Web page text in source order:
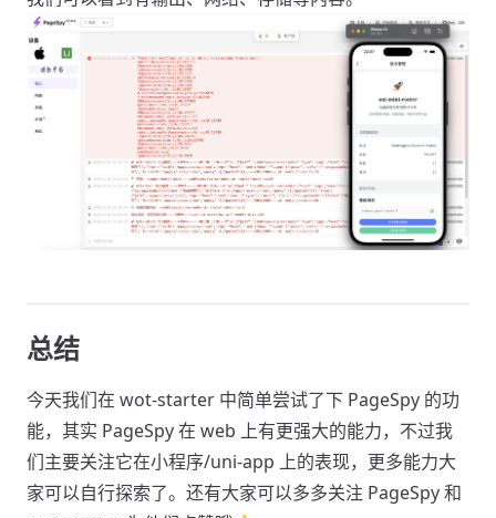
总结
今天我们在 wot-starter 中简单尝试了下 PageSpy 的功
能，其实 PageSpy 在 web 上有更强大的能力，不过我
们主要关注它在小程序/uni-app 上的表现，更多能力大
家可以自行探索了。还有大家可以多多关注 PageSpy 和